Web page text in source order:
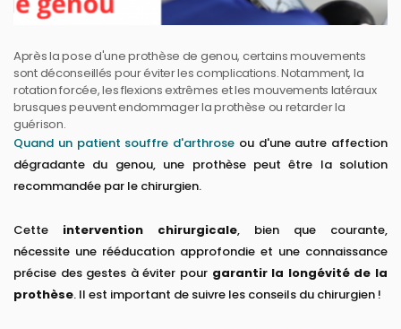
Après la pose d'une prothèse de genou, certains mouvements
sont déconseillés pour éviter les complications. Notamment, la
rotation forcée, les flexions extrêmes et les mouvements latéraux
brusques peuvent endommager la prothèse ou retarder la
guérison.
Quand un patient souffre d'arthrose ou d'une autre affection
dégradante du genou, une prothèse peut être la solution
recommandée par le chirurgien.
Cette intervention chirurgicale, bien que courante,
nécessite une rééducation approfondie et une connaissance
précise des gestes à éviter pour garantir la longévité de la
prothèse. Il est important de suivre les conseils du chirurgien !